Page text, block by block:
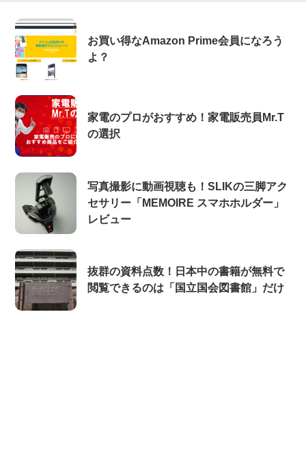
お買い得なAmazon Prime会員になろう
よ？
家電のプロがおすすめ！家電販売員Mr.T
の選択
写真撮影に動画視聴も！SLIKの三脚アク
セサリー「MEMOIRE スマホホルダー」
レビュー
抜群の資料点数！日本中の書籍が無料で
閲覧できるのは「国立国会図書館」だけ